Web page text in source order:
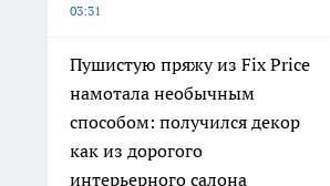
03:31
Пушистую пряжу из Fix Price
намотала необычным
способом: получился декор
как из дорогого
интерьерного салона